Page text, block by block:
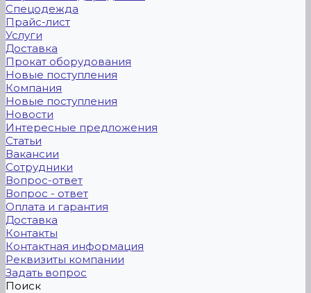
Спецодежда
Прайс-лист
Услуги
Доставка
Прокат оборудования
Новые поступления
Компания
Новые поступления
Новости
Интересные предложения
Статьи
Вакансии
Сотрудники
Вопрос-ответ
Вопрос - ответ
Оплата и гарантия
Доставка
Контакты
Контактная информация
Реквизиты компании
Задать вопрос
Поиск